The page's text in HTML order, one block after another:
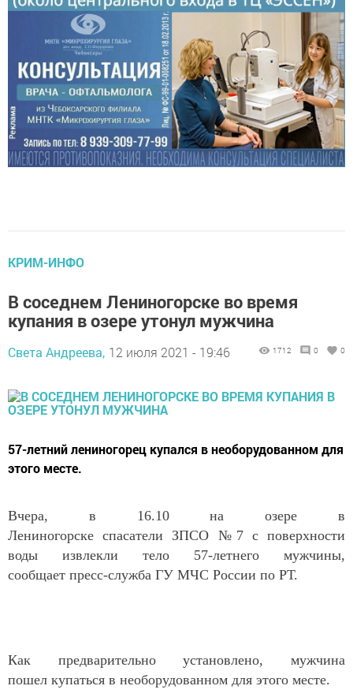
КРИМ-ИНФО
В соседнем Лениногорске во время
купания в озере утонул мужчина
Света Андреева, 12 июля 2021 - 19:46 1712 0 0
57-летний лениногорец купался в необорудованном для
этого месте.
Вчера, в 16.10 на озере в
Лениногорске спасатели ЗПСО №7 с поверхности
воды извлекли тело 57-летнего мужчины,
сообщает пресс-служба ГУ МЧС России по РТ.
Как предварительно установлено, мужчина
пошел купаться в необорудованном для этого месте.